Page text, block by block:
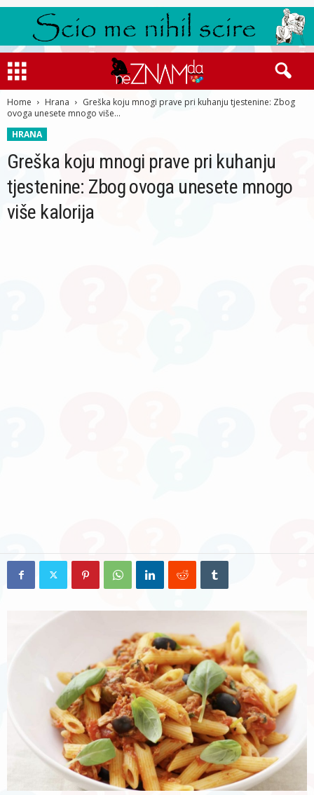
Home Hrana
Greška koju mnogi prave pri kuhanju tjestenine: Zbog
ovoga unesete mnogo više...
HRANA
Greška koju mnogi prave pri kuhanju
tjestenine: Zbog ovoga unesete mnogo
više kalorija